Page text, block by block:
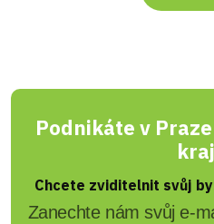
Podnikáte v
Chcete zviditelnit svůj
Zanechte nám svůj e-